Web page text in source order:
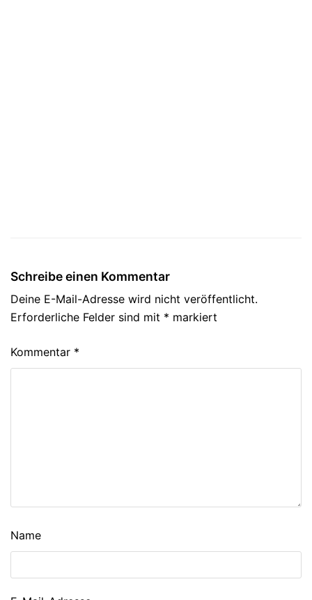
Schreibe einen Kommentar
Deine E-Mail-Adresse wird nicht veröffentlicht.
Erforderliche Felder sind mit * markiert
Kommentar *
Name